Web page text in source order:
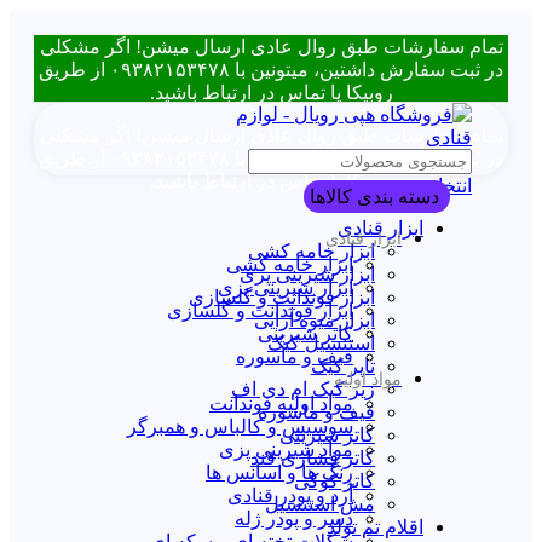
تمام سفارشات طبق روال عادی ارسال میشن! اگر مشکلی
در ثبت سفارش داشتین، میتونین با ۰۹۳۸۲۱۵۳۴۷۸ از طریق
روبیکا یا تماس در ارتباط باشید.
تمام سفارشات طبق روال عادی ارسال میشن! اگر مشکلی
روبیکا یا تماس در ارتباط باشید.انتخاب دسته بندی
ابزار قنادی
ابزار خامه کشی
ابزار شیرینی پزی
ابزار فوندانت و گلسازی
ابزار میوه آرایی
استنسیل کیک
تاپر کیک
زیر کیک ام دی اف
قیف و ماسوره
کاتر شیرینی
کاتر فشاری قند
کاتر کوکی
مش استنسیل
اقلام تم تولد
دسته بندی کالاها
ابزار قنادی
ابزار خامه کشی
ابزار شیرینی پزی
ابزار فوندانت و گلسازی
کاتر شیرینی
قیف و ماسوره
مواد اولیه
مواد اولیه فوندانت
سوسیس و کالباس و همبرگر
مواد شیرینی پزی
رنگ ها و اسانس ها
آرد و پودر قنادی
دسر و پودر ژله